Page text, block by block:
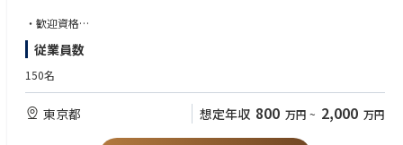
・書類作成 等
・歓迎資格
1級建築施工管理技士
1級電気工事施工管理技士
技術士（総合技術管理建設もしくは電気電子）
・上記資格に該当する建設業での実務経験5年以上
・データセンター工事、コンテナ型データセンター工事経験 歓迎
・高圧、特別高圧の電気工事に関する経験 歓迎
従業員数
150名
東京都 想定年収 800 万円 ~ 2,000 万円